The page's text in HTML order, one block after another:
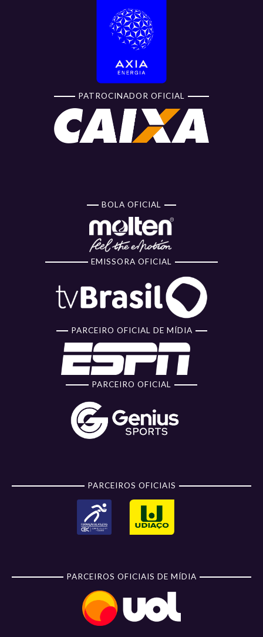
PATROCINADOR OFICIAL
BOLA OFICIAL
EMISSORA OFICIAL
PARCEIRO OFICIAL DE MÍDIA
PARCEIRO OFICIAL
PARCEIROS OFICIAIS
PARCEIROS OFICIAIS DE MÍDIA